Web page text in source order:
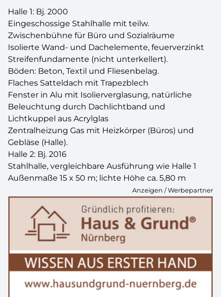
Halle 1: Bj. 2000
Eingeschossige Stahlhalle mit teilw.
Zwischenbühne für Büro und Sozialräume
Isolierte Wand- und Dachelemente, feuerverzinkt
Streifenfundamente (nicht unterkellert).
Böden: Beton, Textil und Fliesenbelag.
Flaches Satteldach mit Trapezblech
Fenster in Alu mit Isolierverglasung, natürliche
Beleuchtung durch Dachlichtband und
Lichtkuppel aus Acrylglas
Zentralheizung Gas mit Heizkörper (Büros) und
Gebläse (Halle).
Halle 2: Bj. 2016
Stahlhalle, vergleichbare Ausführung wie Halle 1
Außenmaße 15 x 50 m; lichte Höhe ca. 5,80 m
Anzeigen / Werbepartner